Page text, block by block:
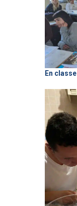
En classe